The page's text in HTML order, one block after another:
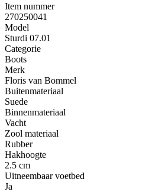
Item nummer
270250041
Model
Sturdi 07.01
Categorie
Boots
Merk
Floris van Bommel
Buitenmateriaal
Suede
Binnenmateriaal
Vacht
Zool materiaal
Rubber
Hakhoogte
2.5 cm
Uitneembaar voetbed
Ja